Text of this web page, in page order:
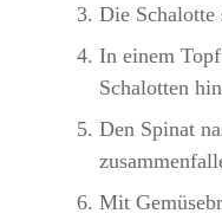
Die Schalotte
In einem
Schalotten
Den Spinat
Mit